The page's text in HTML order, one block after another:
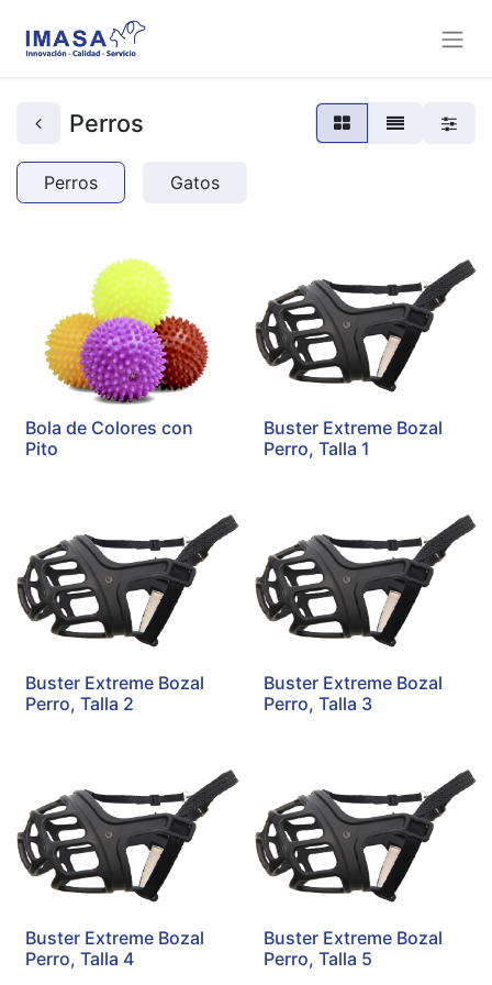
Perros
Perros Gatos
Bola de Colores con
Pito
Buster Extreme Bozal
Perro, Talla 1
Buster Extreme Bozal
Perro, Talla 2
Buster Extreme Bozal
Perro, Talla 3
Buster Extreme Bozal
Perro, Talla 4
Buster Extreme Bozal
Perro, Talla 5